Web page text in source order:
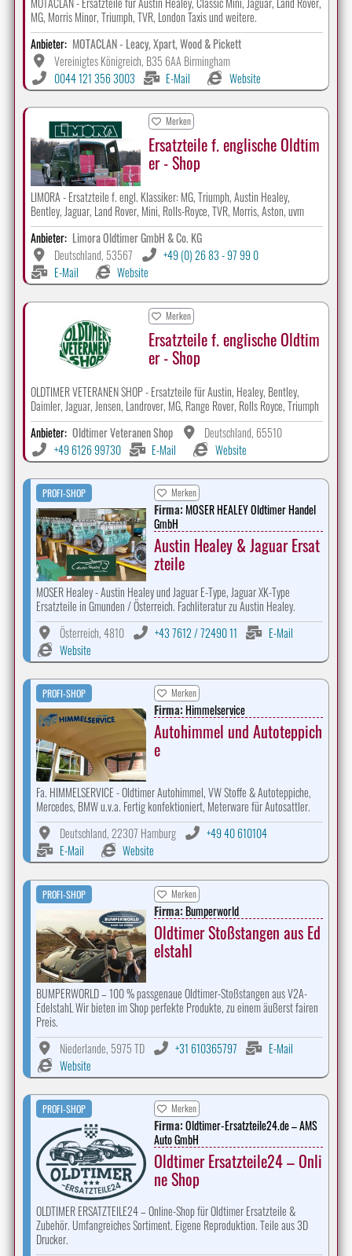
MG, Morris Minor, Triumph, TVR, London Taxis und weitere.
Anbieter: MOTACLAN - Leacy, Xpart, Wood & Pickett
Vereinigtes Königreich, B35 6AA Birmingham
0044 121 356 3003
E-Mail Website
Merken
Ersatzteile f. englische Oldtim
er - Shop
LIMORA - Ersatzteile f. engl. Klassiker: MG, Triumph, Austin Healey,
Bentley, Jaguar, Land Rover, Mini, Rolls-Royce, TVR, Morris, Aston, uvm
Anbieter: Limora Oldtimer GmbH & Co. KG
Deutschland, 53567
+49 (0) 26 83 - 97 99 0
E-Mail
Website
Merken
Ersatzteile f. englische Oldtim
er - Shop
OLDTIMER VETERANEN SHOP - Ersatzteile für Austin, Healey, Bentley,
Daimler, Jaguar, Jensen, Landrover, MG, Range Rover, Rolls Royce, Triumph
Anbieter: Oldtimer Veteranen Shop
Deutschland, 65510
+49 6126 99730
E-Mail Website
PROFI-SHOP Merken
Firma:MOSER HEALEY Oldtimer Handel
GmbH
Austin Healey & Jaguar Ersat
zteile
MOSER Healey - Austin Healey und Jaguar E-Type, Jaguar XK-Type
Ersatzteile in Gmunden / Österreich. Fachliteratur zu Austin Healey.
Österreich, 4810
+43 7612 / 72490 11
E-Mail
Website
PROFI-SHOP Merken
Firma:Himmelservice
Autohimmel und Autoteppich
e
Fa. HIMMELSERVICE - Oldtimer Autohimmel, VW Stoffe & Autoteppiche,
Mercedes, BMW u.v.a. Fertig konfektioniert, Meterware für Autosattler.
Deutschland, 22307 Hamburg
+49 40 610104
E-Mail
Website
PROFI-SHOP Merken
Firma:Bumperworld
Oldtimer Stoßstangen aus Ed
elstahl
BUMPERWORLD – 100 % passgenaue Oldtimer-Stoßstangen aus V2A-
EdelstahL Wir bieten im Shop perfekte Produkte, zu einem äußerst fairen
Preis.
Niederlande, 5975 TD
+31 610365797
E-Mail
Website
PROFI-SHOP Merken
Firma:Oldtimer-Ersatzteile24.de – AMS
Auto GmbH
Oldtimer Ersatzteile24 – Onli
ne Shop
OLDTIMER ERSATZTEILE24 – Online-Shop für Oldtimer Ersatzteile &
Zubehör. Umfangreiches Sortiment. Eigene Reproduktion. Teile aus 3D
Drucker.